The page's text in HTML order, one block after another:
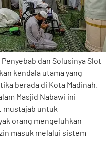
dan Solusinya Slot
kendala utama yang
berada di Kota Madinah.
Masjid Nabawi ini
mustajab untuk
orang mengeluhkan
masuk melalui sistem